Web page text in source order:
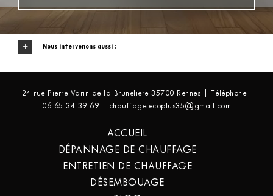
Nous intervenons aussi :
24 rue Pierre Varin de la Bruneliere 35700 Rennes | Téléphone :
06 65 34 39 69 | chauffage.ecoplus35@gmail.com
ACCUEIL
DÉPANNAGE DE CHAUFFAGE
ENTRETIEN DE CHAUFFAGE
DÉSEMBOUAGE